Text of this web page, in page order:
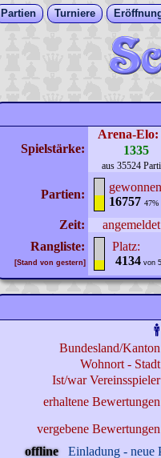
Partien Turniere
Spielstärke:
Arena-Elo:
1335
aus 35524
Partien:
16757 47%
Zeit:
Rangliste:
[Stand von gestern]
Platz:
4134 von
Bundesland/
Wohnort -
Ist/war
erhaltene
vergebene
offline
Einladung - neue